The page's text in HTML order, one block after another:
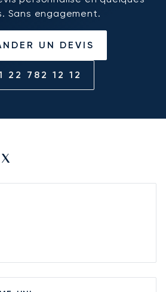
Sans engagement.
UN DEVIS
22 782 12 12